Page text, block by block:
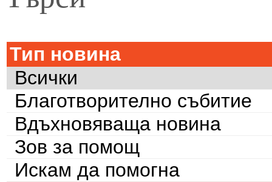
Тип новина
Всички
Благотворително събитие
Вдъхновяваща новина
Зов за помощ
Искам да помогна